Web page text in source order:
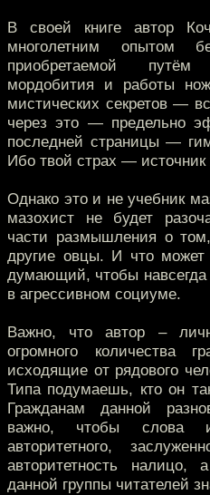
В своей книге автор
многолетним опытом
приобретаемой
мордобития и работы
мистических секретов —
через это — предельно
последней страницы —
Ибо твой страх — источник
Однако это и не учебник
мазохист не будет
части размышления о
другие овцы. И что может
думающий, чтобы
в агрессивном социуме.
Важно, что автор –
огромного количества
исходящие от рядового
Типа подумаешь, кто он
Гражданам данной
важно, чтобы слова
авторитетного,
авторитетность
данной группы читателей